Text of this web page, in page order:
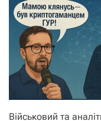
Військовий та